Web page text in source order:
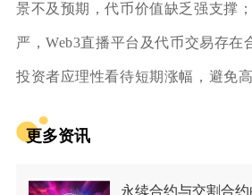
景不及预期，代币价值缺乏强支撑
严，Web3直播平台及代币交易存在
投资者应理性看待短期涨幅，避免
更多资讯
永续合约与交割合